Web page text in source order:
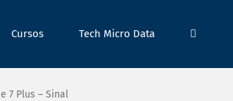
Cursos Tech Micro Data
7 Plus – Sinal